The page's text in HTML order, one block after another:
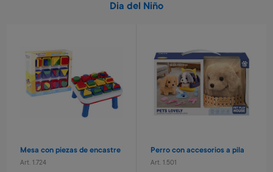
Dia del Niño
Mesa con piezas de encastre
Art. 1.724
Perro con accesorios a pila
Art. 1.501